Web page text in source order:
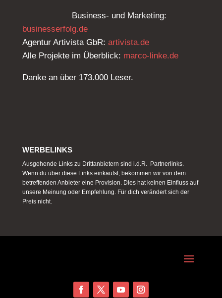
Business- und Marketing:
businesserfolg.de
Agentur Artivista GbR: artivista.de
Alle Projekte im Überblick: marco-linke.de
Danke an über 173.000 Leser.
WERBELINKS
Ausgehende Links zu Drittanbietern sind i.d.R. Partnerlinks.
Wenn du über diese Links einkaufst, bekommen wir von dem
betreffenden Anbieter eine Provision. Dies hat keinen Einfluss auf
unsere Meinung oder Empfehlung. Für dich verändert sich der
Preis nicht.